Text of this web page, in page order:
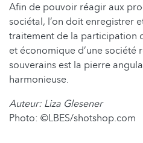
Afin de pouvoir réagir aux
sociétal, l’on doit enregistrer
traitement de la participation
et économique d’une société
souverains est la pierre
harmonieuse.
Auteur: Liza Glesener
Photo: ©LBES/shotshop.com